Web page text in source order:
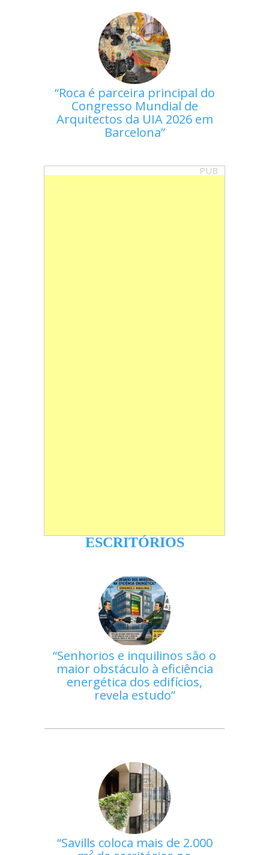
Roca é parceira principal do
Congresso Mundial de
Arquitectos da UIA 2026 em
Barcelona
PUB
ESCRITÓRIOS
Senhorios e inquilinos são o
maior obstáculo à eficiência
energética dos edifícios,
revela estudo
Savills coloca mais de 2.000